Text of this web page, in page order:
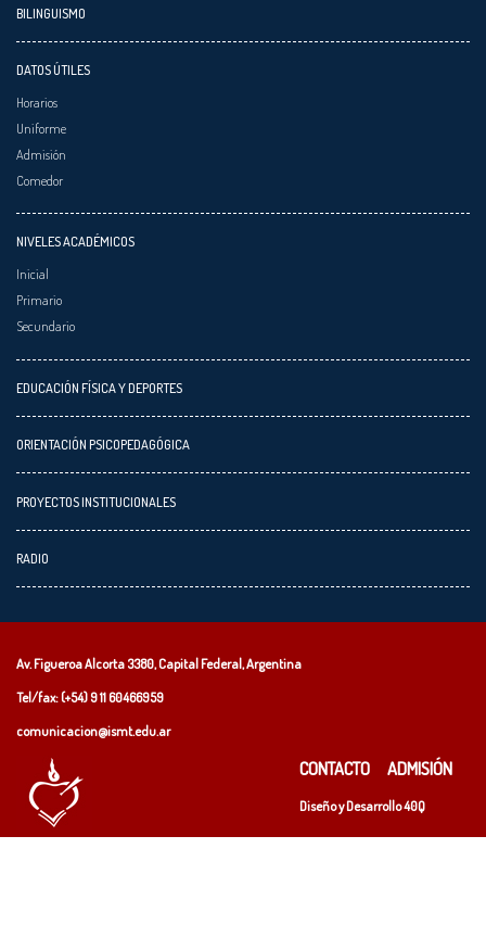
BILINGUISMO
DATOS ÚTILES
Horarios
Uniforme
Admisión
Comedor
NIVELES ACADÉMICOS
Inicial
Primario
Secundario
EDUCACIÓN FÍSICA Y DEPORTES
ORIENTACIÓN PSICOPEDAGÓGICA
PROYECTOS INSTITUCIONALES
RADIO
Av. Figueroa Alcorta 3380, Capital Federal, Argentina
Tel/fax: (+54)9 11 60466959
comunicacion@ismt.edu.ar
CONTACTO ADMISIÓN
Diseño y Desarrollo40Q